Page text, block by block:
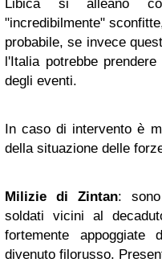
Libica si alleano
"incredibilmente"
probabile, se invece
l'Italia potrebbe
degli eventi.
In caso di intervento è
della situazione delle
Milizie di Zintan:
soldati vicini al
fortemente
divenuto filorusso.